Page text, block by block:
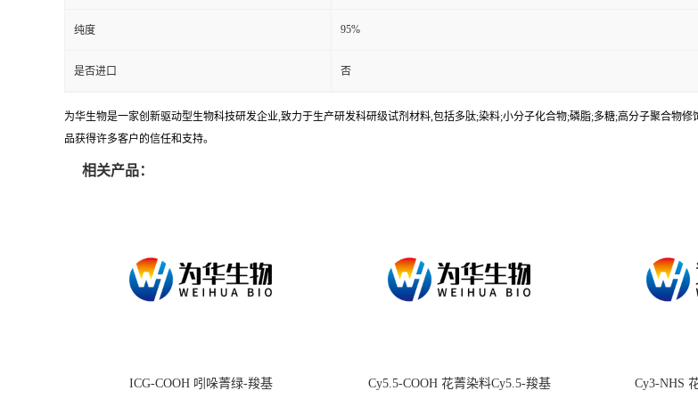
纯度 95%
是否进口 否
为华生物是一家创新驱动型生物科技研发企业,致力于生产研发科研级试剂材料,包括多肽;染料;小分子化合物;磷脂;多糖;高分子聚合物
品获得许多客户的信任和支持。
相关产品：
ICG-COOH 吲哚菁绿-羧基 Cy5.5-COOH 花菁染料Cy5.5-羧基 Cy3-NHS